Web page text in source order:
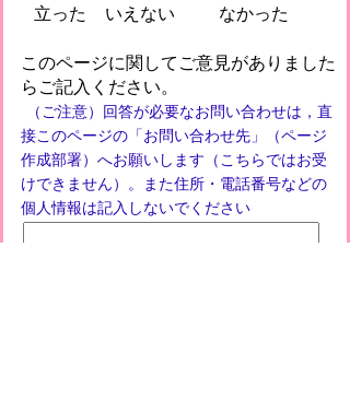
立った
いえない
なかった
このページに関してご意見がありました
らご記入ください。
（ご注意）回答が必要なお問い合わせは，直
接このページの「お問い合わせ先」（ページ
作成部署）へお願いします（こちらではお受
けできません）。また住所・電話番号などの
個人情報は記入しないでください